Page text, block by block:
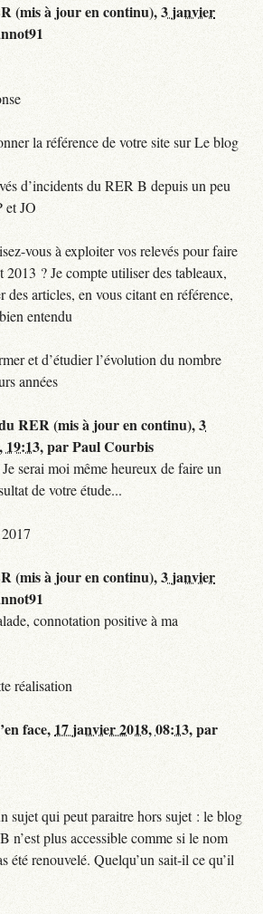
(mis à jour en continu),3 janvier
la référence de votre site sur Le blog
d’incidents du RER B depuis un peu
et JO
vous à exploiter vos relevés pour faire
2013 ? Je compte utiliser des tableaux,
des articles, en vous citant en référence,
entendu
et d’étudier l’évolution du nombre
années
RER (mis à jour en continu),3
19:13,parPaul Courbis
serai moi même heureux de faire un
de votre étude...
(mis à jour en continu),3 janvier
connotation positive à ma
réalisation
face, 17 janvier 2018, 08:13,par
sujet qui peut paraitre hors sujet : le blog
n’est plus accessible comme si le nom
été renouvelé. Quelqu’un sait-il ce qu’il